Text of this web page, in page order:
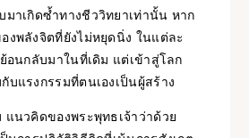
มาเกิดซ้ำทางชีววิทยาเท่านั้น หาก
งพลังจิตที่ยังไม่หยุดนิ่ง ในแต่ละ
อนกลับมาในที่เดิม แต่เข้าสู่โลก
บแรงกรรมที่ตนเองเป็นผู้สร้าง
แนวคิดของพระพุทธเจ้าว่าด้วย